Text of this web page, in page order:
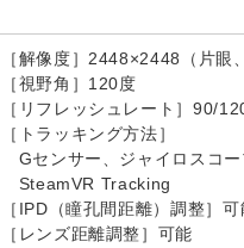
［解像度］2448×2448（片眼
［視野角］120度
［リフレッシュレート］90/
［トラッキング方法］
Gセンサー、ジャイロスコ
SteamVR Tracking
［IPD（瞳孔間距離）調整］
［レンズ距離調整］可能